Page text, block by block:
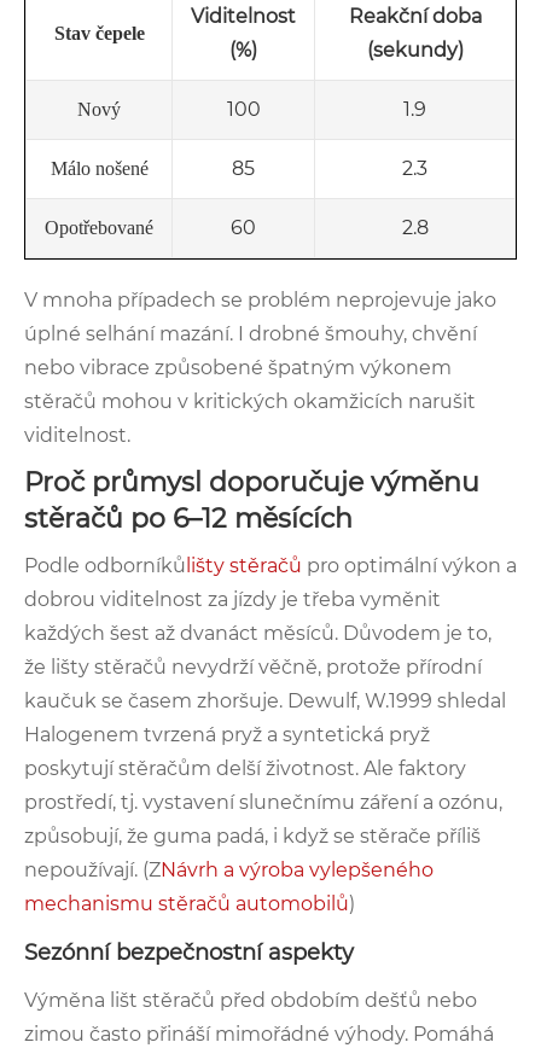
Stav čepele
Viditelnost
(%)
Reakční doba
(sekundy)
Nový 100 1.9
Málo nošené 85 2.3
Opotřebované 60 2.8
V mnoha případech se problém neprojevuje jako
úplné selhání mazání. I drobné šmouhy, chvění
nebo vibrace způsobené špatným výkonem
stěračů mohou v kritických okamžicích narušit
viditelnost.
Proč průmysl doporučuje výměnu
stěračů po 6–12 měsících
Podle odborníků lišty stěračů pro optimální výkon a
dobrou viditelnost za jízdy je třeba vyměnit
každých šest až dvanáct měsíců. Důvodem je to,
že lišty stěračů nevydrží věčně, protože přírodní
kaučuk se časem zhoršuje. Dewulf, W.1999 shledal
Halogenem tvrzená pryž a syntetická pryž
poskytují stěračům delší životnost. Ale faktory
prostředí, tj. vystavení slunečnímu záření a ozónu,
způsobují, že guma padá, i když se stěrače příliš
nepoužívají. (ZNávrh a výroba vylepšeného
mechanismu stěračů automobilů)
Sezónní bezpečnostní aspekty
Výměna lišt stěračů před obdobím dešťů nebo
zimou často přináší mimořádné výhody. Pomáhá